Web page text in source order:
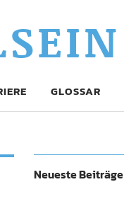
GLOSSAR
Neueste Beiträge